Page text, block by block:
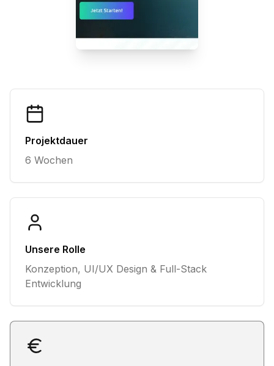
Projektdauer
6 Wochen
Unsere Rolle
Konzeption, UI/UX Design & Full-Stack
Entwicklung